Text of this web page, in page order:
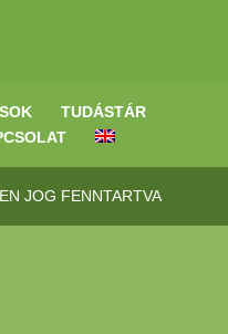
TUDÁSTÁR
JOG FENNTARTVA